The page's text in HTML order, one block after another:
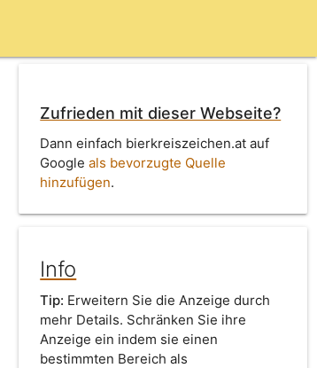
Zufrieden mit dieser Webseite?
Dann einfach bierkreiszeichen.at auf
Googleals bevorzugte Quelle
hinzufügen.
Info
Tip: Erweitern Sie die Anzeige durch
mehr Details. Schränken Sie ihre
Anzeige ein indem sie einen
bestimmten Bereich als